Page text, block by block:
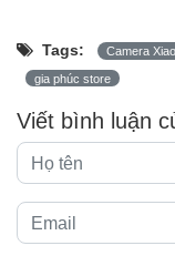
Tags: Camera
gia phúc store
Viết bình luận